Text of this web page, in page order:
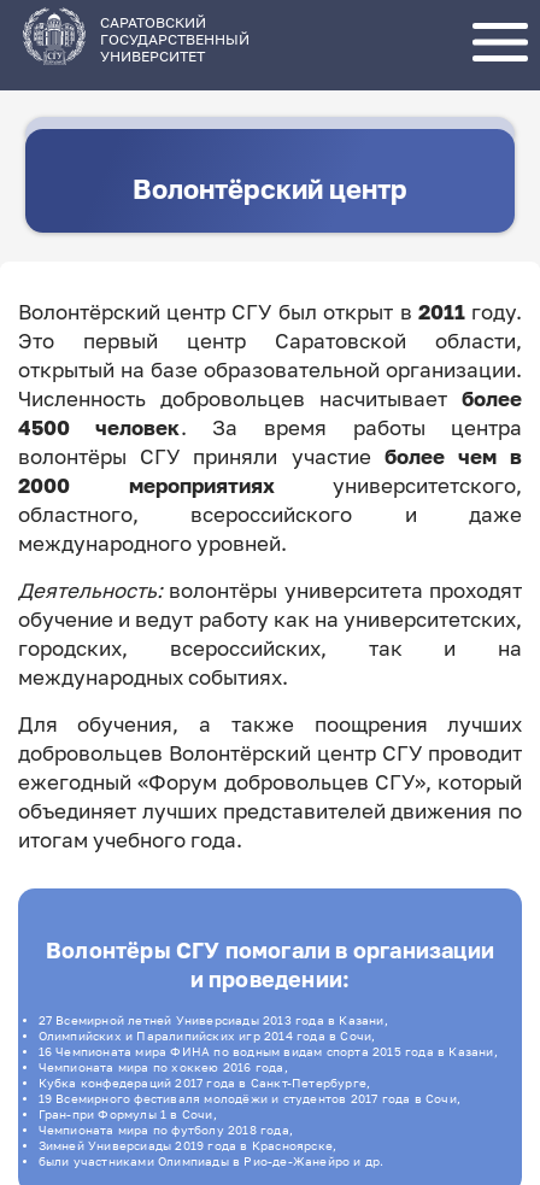
основному
содержанию
САРАТОВСКИЙ
ГОСУДАРСТВЕННЫЙ
УНИВЕРСИТЕТ
Волонтёрский центр
Волонтёрский центр СГУ был открыт в 2011 году.
Это первый центр Саратовской области,
открытый на базе образовательной организации.
Численность добровольцев насчитываетболее
4500 человек. За время работы центра
волонтёры СГУ приняли участие более чем в
2000 мероприятияхуниверситетского,
областного, всероссийского и даже
международного уровней.
Деятельность:волонтёры университета проходят
обучение и ведут работу как на университетских,
городских, всероссийских, так и на
международных событиях.
Для обучения, а также поощрения лучших
добровольцев Волонтёрский центр СГУ проводит
ежегодный «Форум добровольцев СГУ», который
объединяет лучших представителей движения по
итогам учебного года.
Волонтёры СГУ помогали в организации
и проведении:
27 Всемирной летней Универсиады 2013 года в Казани,
Олимпийских и Паралипийских игр 2014 года в Сочи,
16 Чемпионата мира ФИНА по водным видам спорта 2015 года в Казани,
Чемпионата мира по хоккею 2016 года,
Кубка конфедераций 2017 года в Санкт-Петербурге,
19 Всемирного фестиваля молодёжи и студентов 2017 года в Сочи,
Гран-при Формулы 1 в Сочи,
Чемпионата мира по футболу 2018 года,
Зимней Универсиады 2019 года в Красноярске,
были участниками Олимпиады в Рио-де-Жанейро и др.